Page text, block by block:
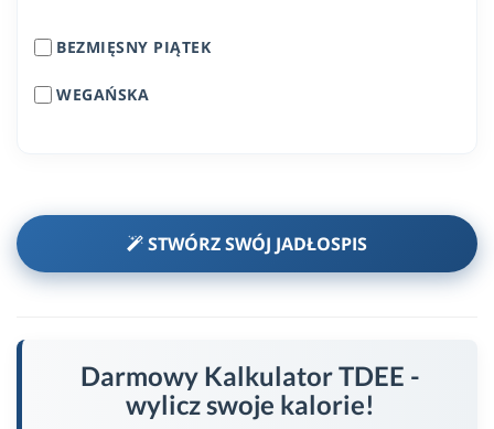
BEZMIĘSNY PIĄTEK
WEGAŃSKA
STWÓRZ SWÓJ JADŁOSPIS
Darmowy Kalkulator TDEE -
wylicz swoje kalorie!